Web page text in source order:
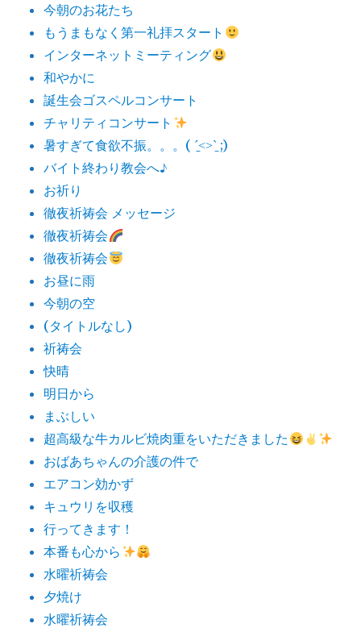
今朝のお花たち
もうまもなく第一礼拝スタート
インターネットミーティング
和やかに
誕生会ゴスペルコンサート
チャリティコンサート
暑すぎて食欲不振。。。( ˊ̱˂˃ˋ̱ ;)
バイト終わり教会へ♪
お祈り
徹夜祈祷会 メッセージ
徹夜祈祷会
徹夜祈祷会
お昼に雨
今朝の空
(タイトルなし)
祈祷会
快晴
明日から
まぶしい
超高級な牛カルビ焼肉重をいただきました
おばあちゃんの介護の件で
エアコン効かず
キュウリを収穫
行ってきます！
本番も心から
水曜祈祷会
夕焼け
水曜祈祷会